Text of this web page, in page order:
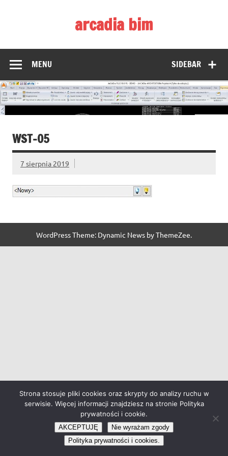
arcadia bim
SIDEBAR
MENU
WST-05
7 sierpnia 2019
WordPress Theme: Dynamic News by ThemeZee.
Strona stosuje pliki cookies oraz skrypty do analizy ruchu w
serwisie. Więcej informacji znajdziesz na stronie Polityka
prywatności i cookie.
AKCEPTUJĘ
Nie wyrażam zgody
Polityka prywatności i cookies.